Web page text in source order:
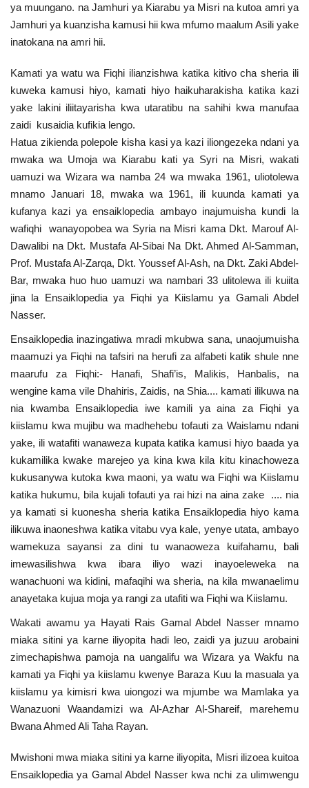
ya muungano. na Jamhuri ya Kiarabu ya Misri na kutoa amri ya
Jamhuri ya kuanzisha kamusi hii kwa mfumo maalum Asili yake
inatokana na amri hii.
Kamati ya watu wa Fiqhi ilianzishwa katika kitivo cha sheria ili
kuweka kamusi hiyo, kamati hiyo haikuharakisha katika kazi
yake lakini iliitayarisha kwa utaratibu na sahihi kwa manufaa
zaidi kusaidia kufikia lengo.
Hatua zikienda polepole kisha kasi ya kazi iliongezeka ndani ya
mwaka wa Umoja wa Kiarabu kati ya Syri na Misri, wakati
uamuzi wa Wizara wa namba 24 wa mwaka 1961, uliotolewa
mnamo Januari 18, mwaka wa 1961, ili kuunda kamati ya
kufanya kazi ya ensaiklopedia ambayo inajumuisha kundi la
wafiqhi wanayopobea wa Syria na Misri kama Dkt. Marouf Al-
Dawalibi na Dkt. Mustafa Al-Sibai Na Dkt. Ahmed Al-Samman,
Prof. Mustafa Al-Zarqa, Dkt. Youssef Al-Ash, na Dkt. Zaki Abdel-
Bar, mwaka huo huo uamuzi wa nambari 33 ulitolewa ili kuiita
jina la Ensaiklopedia ya Fiqhi ya Kiislamu ya Gamali Abdel
Nasser.
Ensaiklopedia inazingatiwa mradi mkubwa sana, unaojumuisha
maamuzi ya Fiqhi na tafsiri na herufi za alfabeti katik shule nne
maarufu za Fiqhi:- Hanafi, Shafi’is, Malikis, Hanbalis, na
wengine kama vile Dhahiris, Zaidis, na Shia.... kamati ilikuwa na
nia kwamba Ensaiklopedia iwe kamili ya aina za Fiqhi ya
kiislamu kwa mujibu wa madhehebu tofauti za Waislamu ndani
yake, ili watafiti wanaweza kupata katika kamusi hiyo baada ya
kukamilika kwake marejeo ya kina kwa kila kitu kinachoweza
kukusanywa kutoka kwa maoni, ya watu wa Fiqhi wa Kiislamu
katika hukumu, bila kujali tofauti ya rai hizi na aina zake .... nia
ya kamati si kuonesha sheria katika Ensaiklopedia hiyo kama
ilikuwa inaoneshwa katika vitabu vya kale, yenye utata, ambayo
wamekuza sayansi za dini tu wanaoweza kuifahamu, bali
imewasilishwa kwa ibara iliyo wazi inayoeleweka na
wanachuoni wa kidini, mafaqihi wa sheria, na kila mwanaelimu
anayetaka kujua moja ya rangi za utafiti wa Fiqhi wa Kiislamu.
Wakati awamu ya Hayati Rais Gamal Abdel Nasser mnamo
miaka sitini ya karne iliyopita hadi leo, zaidi ya juzuu arobaini
zimechapishwa pamoja na uangalifu wa Wizara ya Wakfu na
kamati ya Fiqhi ya kiislamu kwenye Baraza Kuu la masuala ya
kiislamu ya kimisri kwa uiongozi wa mjumbe wa Mamlaka ya
Wanazuoni Waandamizi wa Al-Azhar Al-Shareif, marehemu
Bwana Ahmed Ali Taha Rayan.
Mwishoni mwa miaka sitini ya karne iliyopita, Misri ilizoea kuitoa
Ensaiklopedia ya Gamal Abdel Nasser kwa nchi za ulimwengu